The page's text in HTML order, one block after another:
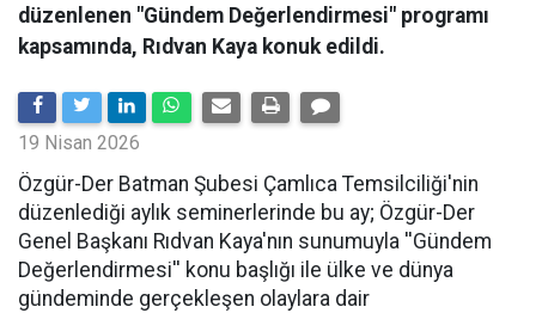
düzenlenen "Gündem Değerlendirmesi" programı
kapsamında, Rıdvan Kaya konuk edildi.
19 Nisan 2026
​Özgür-Der Batman Şubesi Çamlıca Temsilciliği'nin
düzenlediği aylık seminerlerinde bu ay; Özgür-Der
Genel Başkanı Rıdvan Kaya'nın sunumuyla ''Gündem
Değerlendirmesi'' konu başlığı ile ülke ve dünya
gündeminde gerçekleşen olaylara dair